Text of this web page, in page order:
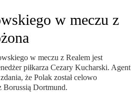
w meczu z
w meczu z Realem jest
piłkarza Cezary Kucharski. Agent
że Polak został celowo
Borussią Dortmund.